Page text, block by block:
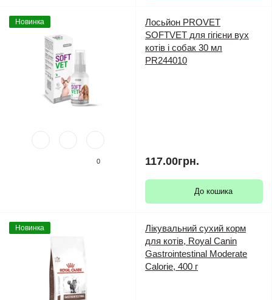
Новинка
0
Лосьйон PROVET
SOFTVET для гігієни вух
котів і собак 30 мл
PR244010
117.00грн.
До кошика
Новинка
Лікувальний сухий корм
для котів, Royal Canin
Gastrointestinal Moderate
Calorie, 400 г